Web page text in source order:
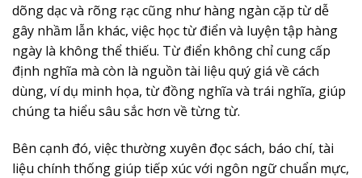
dõng dạc và rõng rạccũng như hàng ngàn cặp từ dễ
gây nhầm lẫn khác, việc học từ điển và luyện tập hàng
ngày là không thể thiếu. Từ điển không chỉ cung cấp
định nghĩa mà còn là nguồn tài liệu quý giá về cách
dùng, ví dụ minh họa, từ đồng nghĩa và trái nghĩa, giúp
chúng ta hiểu sâu sắc hơn về từng từ.
Bên cạnh đó, việc thường xuyên đọc sách, báo chí, tài
liệu chính thống giúp tiếp xúc với ngôn ngữ chuẩn mực,